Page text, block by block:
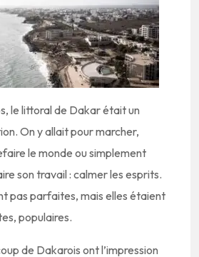
le littoral de Dakar était un
On y allait pour marcher,
le monde ou simplement
son travail : calmer les esprits.
pas parfaites, mais elles étaient
populaires.
de Dakarois ont l’impression